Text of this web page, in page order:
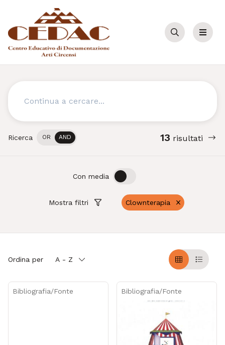
Cerca Menu
Cerca
Ricerca OR AND 13 risultati
Mostra filtri Clownterapia
Con media OFF
Ordina per A - Z
GrigliaTable
Bibliografia/Fonte Bibliografia/Fonte